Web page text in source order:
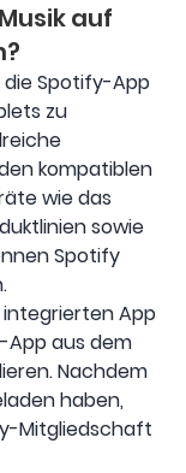
auf
die Spotify-App
zu
kompatiblen
wie das
sowie
Spotify
integrierten App
App aus dem
Nachdem
haben,
Mitgliedschaft